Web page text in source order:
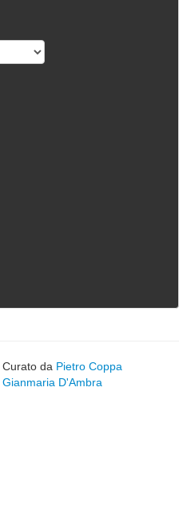
da Pietro Coppa
Gianmaria D'Ambra